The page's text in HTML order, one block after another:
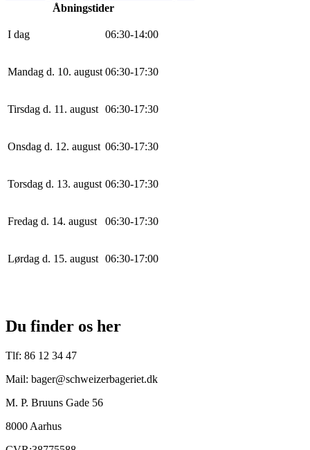
Åbningstider
I dag 06:30-14:00
Mandag d. 10. august 06:30-17:30
Tirsdag d. 11. august 06:30-17:30
Onsdag d. 12. august 06:30-17:30
Torsdag d. 13. august 06:30-17:30
Fredag d. 14. august 06:30-17:30
Lørdag d. 15. august 06:30-17:00
Du finder os her
Tlf: 86 12 34 47
Mail: bager@schweizerbageriet.dk
M. P. Bruuns Gade 56
8000 Aarhus